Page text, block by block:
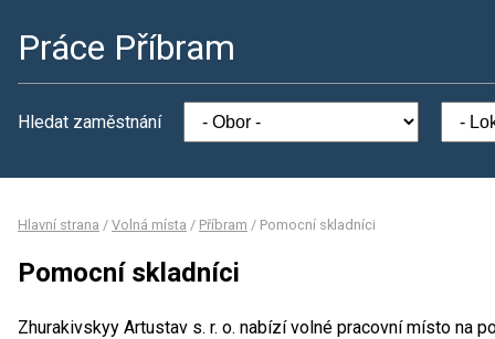
Práce Příbram
Hledat zaměstnání
Hlavní strana / Volná místa / Příbram / Pomocní skladníci
Pomocní skladníci
Zhurakivskyy Artustav s. r. o. nabízí volné pracovní místo na